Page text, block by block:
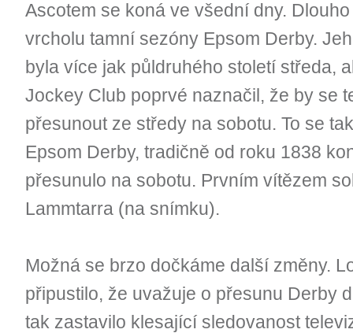
Ascotem se koná ve všední dny.
vrcholu tamní sezóny Epsom Derby.
byla více jak půldruhého století středa,
Jockey Club poprvé naznačil, že by se
přesunout ze středy na sobotu. To se
Epsom Derby, tradičně od roku 1838
přesunulo na sobotu. Prvním vítězem
Lammtarra (na snímku).
Možná se brzo dočkáme další změny.
připustilo, že uvažuje o přesunu Derby
tak zastavilo klesající sledovanost